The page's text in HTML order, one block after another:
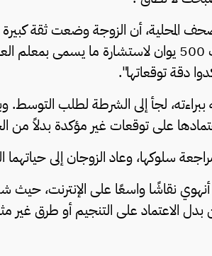
أن الزوجة وضعت ثقة كبيرة
رسومًا وأكدت دقة توقعاتها. وقال: "أنفقت 500 يوان
دقة توقعاتها".
لجأ إلى الشرطة لطلب التوسط.
على توقعات غير مؤكدة بدلاً من
سلوكها، وعاد الزوجان إلى حياتهما
أنهوي نقاشًا واسعًا على الإنترنت،
بدل الاعتماد على التنجيم أو طرق غير